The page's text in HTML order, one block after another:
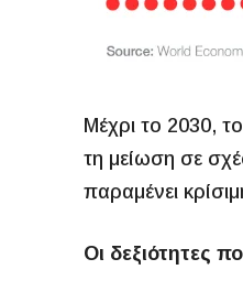
Μέχρι το 2030,
τη μείωση σε
παραμένει
Οι δεξιότητες